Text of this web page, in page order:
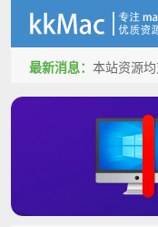
kkMac
最新消息： 本站资源